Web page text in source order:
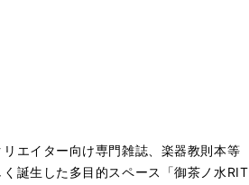
エイター向け専門雑誌、楽器教則本等
誕生した多目的スペース「御茶ノ水RIT